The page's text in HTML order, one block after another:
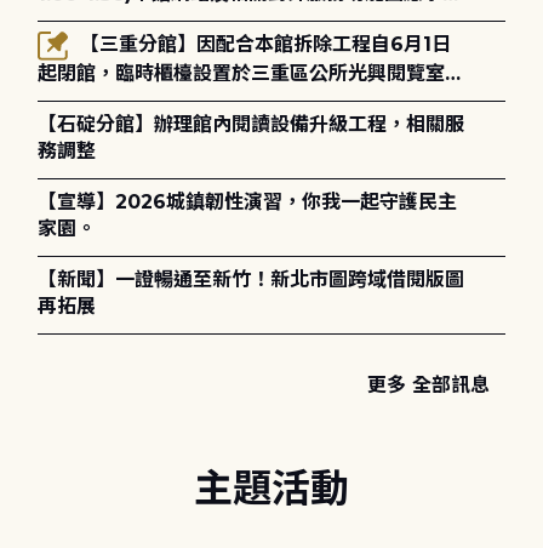
網路升級更新將暫停服務。
起閉館，臨時櫃檯設置於三重區公所光興閱覽室，
造成不便，敬請見諒。
【石碇分館】辦理館內閱讀設備升級工程，相關服
務調整
【宣導】2026城鎮韌性演習，你我一起守護民主
家園。
【新聞】一證暢通至新竹！新北市圖跨域借閱版圖
再拓展
更多 全部訊息
主題活動